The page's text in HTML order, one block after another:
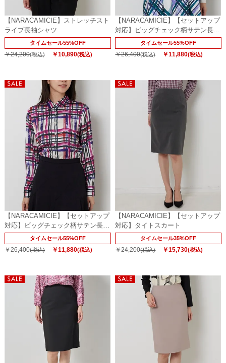
【NARACAMICIE】ストレッチスト
ライプ長袖シャツ
タイムセール55%OFF
￥24,200(税込) ￥10,890(税込)
【NARACAMICIE】【セットアップ
対応】ビッグチェック柄サテン長袖
シャツ衿ブラウスタイムセール55%OFF
￥26,400(税込) ￥11,880(税込)
【NARACAMICIE】【セットアップ
対応】ビッグチェック柄サテン長袖
シャツ衿ブラウスタイムセール55%OFF
￥26,400(税込) ￥11,880(税込)
【NARACAMICIE】【セットアップ
対応】タイトスカート
タイムセール35%OFF
￥24,200(税込) ￥15,730(税込)